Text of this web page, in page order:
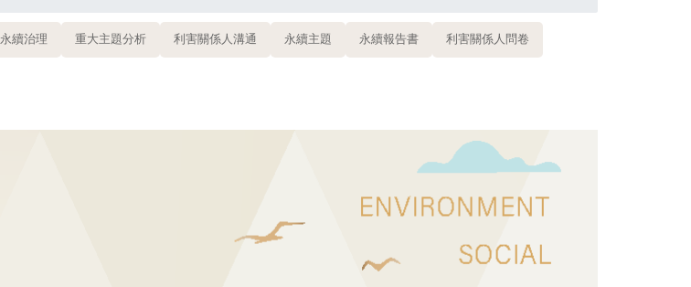
永續治理 重大主題分析 利害關係人溝通 永續主題 永續報告書 利害關係人問卷